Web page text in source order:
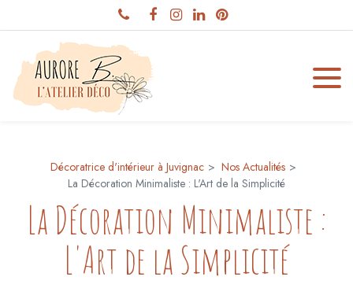
Décoratrice d'intérieur à Juvignac
Nos Actualités
La Décoration Minimaliste : L'Art de la Simplicité
La Décoration Minimaliste :
L'Art de la Simplicité
Panneau de gestion des cookies